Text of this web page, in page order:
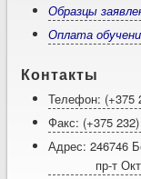
Образцы
Оплата
Контакты
Телефон: (+375
Факс: (+375
Адрес: 246746
пр-т